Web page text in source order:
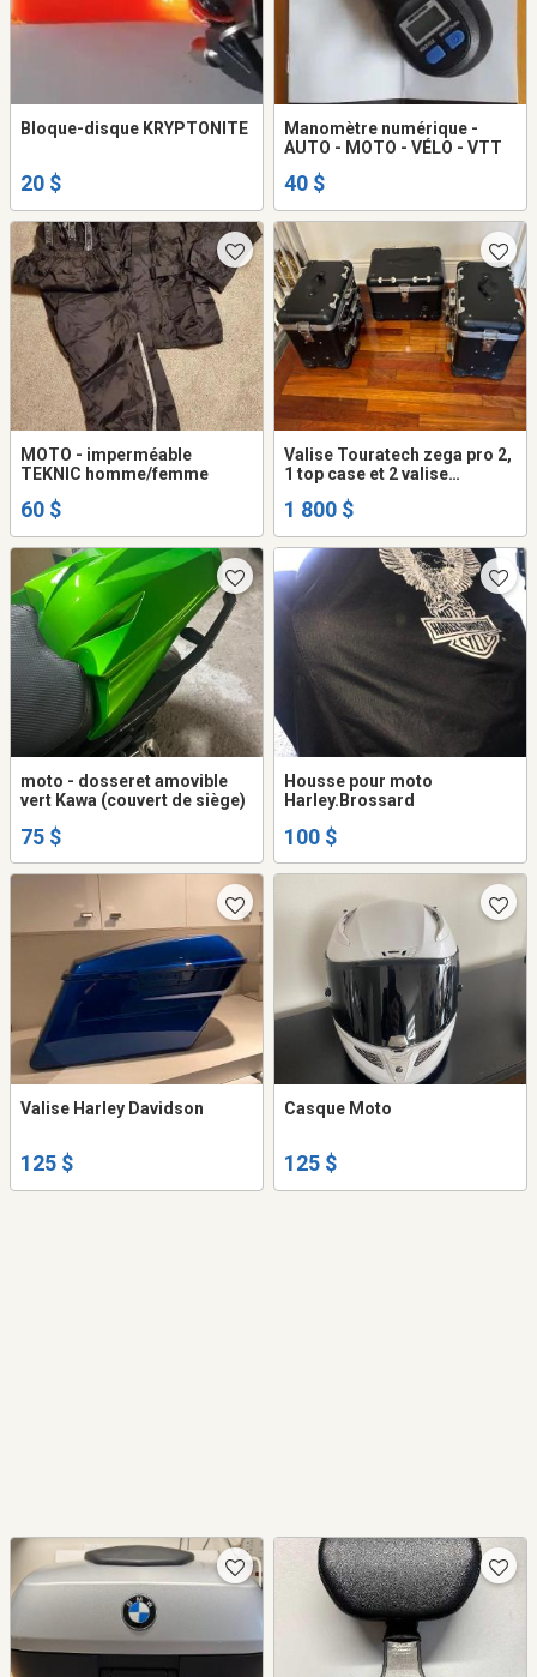
Bloque-disque KRYPTONITE
20 $
Manomètre numérique -
AUTO - MOTO - VÉLO - VTT
40 $
MOTO - imperméable
TEKNIC homme/femme
60 $
Valise Touratech zega pro 2,
1 top case et 2 valise
serrure
1 800 $
moto - dosseret amovible
vert Kawa (couvert de siège)
75 $
Housse pour moto
Harley.Brossard
100 $
Valise Harley Davidson
125 $
Casque Moto
125 $